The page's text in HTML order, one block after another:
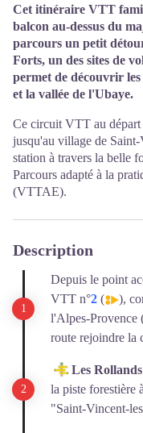
Cet itinéraire VTT
balcon au-dessus du
parcours un petit
Forts, un des sites de
permet de découvrir
et la vallée de l'Ubaye.
Ce circuit VTT au départ
jusqu'au village de
station à travers la belle
Parcours adapté à la
(VTTAE).
Description
Depuis le point
VTT n°2 (
),
l'Alpes-Provence
route rejoindre la
Les Rollands
la piste forestière
"Saint-Vincent-